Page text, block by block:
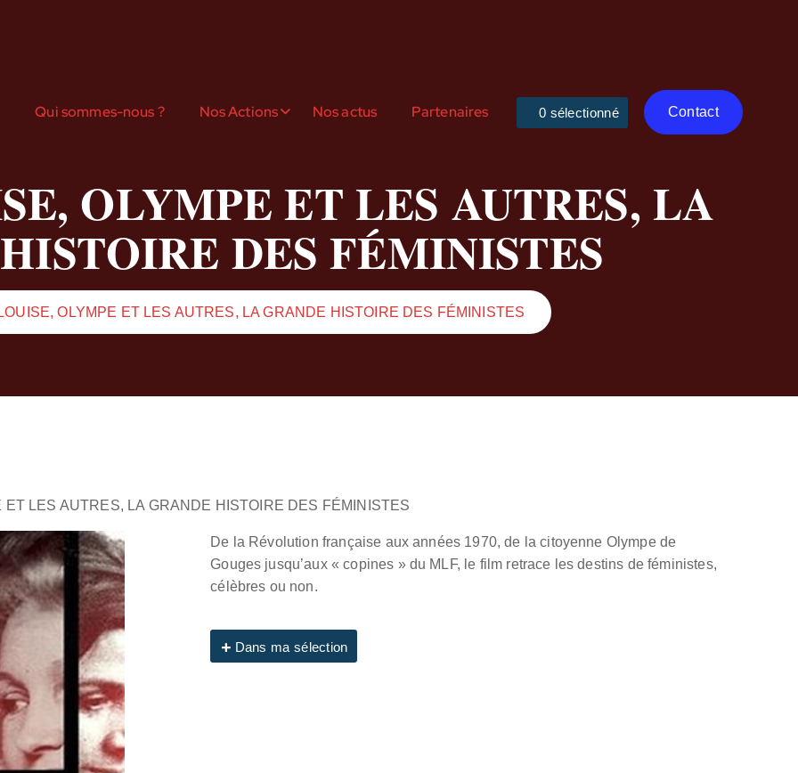
Qui sommes-nous ? Nos Actions Nos actus Partenaires Contact
OLYMPE ET LES AUTRES, LA
DES FÉMINISTES
OLYMPE ET LES AUTRES, LA GRANDE HISTOIRE DES FÉMINISTES
ET LES AUTRES, LA GRANDE HISTOIRE DES FÉMINISTES
De la Révolution française aux années 1970, de la citoyenne Olympe de
Gouges jusqu’aux « copines » du MLF, le film retrace les destins de féministes,
célèbres ou non.
Dans ma sélection